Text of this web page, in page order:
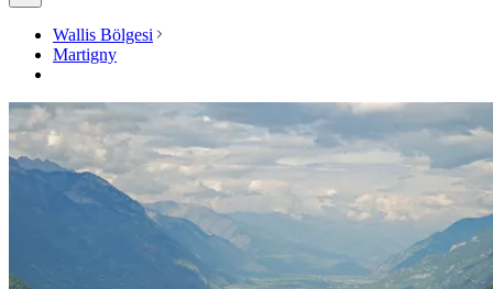
Wallis Bölgesi
Martigny